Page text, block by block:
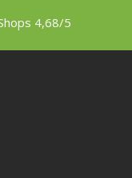
4,68/5